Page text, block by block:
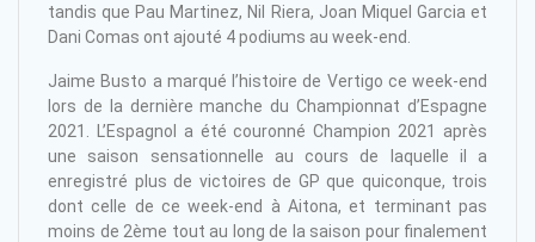
tandis que Pau Martinez, Nil Riera, Joan Miquel Garcia et
Dani Comas ont ajouté 4 podiums au week-end.
Jaime Busto a marqué l’histoire de Vertigo ce week-end
lors de la dernière manche du Championnat d’Espagne
2021.
L’Espagnol a été couronné Champion 2021 après
une saison sensationnelle au cours de laquelle il a
enregistré plus de victoires de GP que quiconque, trois
dont celle de ce week-end à Aitona, et terminant pas
moins de 2ème tout au long de la saison pour finalement